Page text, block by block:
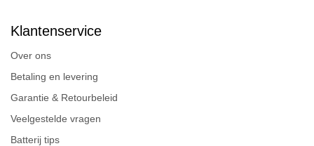
Klantenservice
Over ons
Betaling en levering
Garantie & Retourbeleid
Veelgestelde vragen
Batterij tips